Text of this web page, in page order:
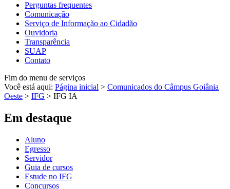
Perguntas frequentes
Comunicação
Serviço de Informação ao Cidadão
Ouvidoria
Transparência
SUAP
Contato
Fim do menu de serviços
Você está aqui: Página inicial > Comunicados do Câmpus Goiânia
Oeste > IFG > IFG IA
Em destaque
Aluno
Egresso
Servidor
Guia de cursos
Estude no IFG
Concursos